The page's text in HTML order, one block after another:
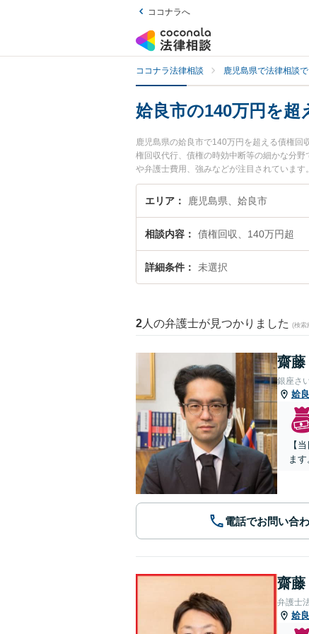
ココナラへ
ココナラ法律相談 鹿児島県で法律相談
姶良市の140万円を超
鹿児島県の姶良市で140万円を超える債権回
権回収代行、債権の時効中断等の細かな分
や弁護士費用、強みなどが注目されていま
収のトラブル解決の実績豊富な近くの弁護
談者さんにおすすめです。
エリア 鹿児島県、姶良市
相談内容 債権回収、140万円超
詳細条件 未選択
2 人の弁護士が見つかりました (検索
齋藤
銀座さ
姶
【
ま
電話でお問い合
齋藤
弁護士
姶